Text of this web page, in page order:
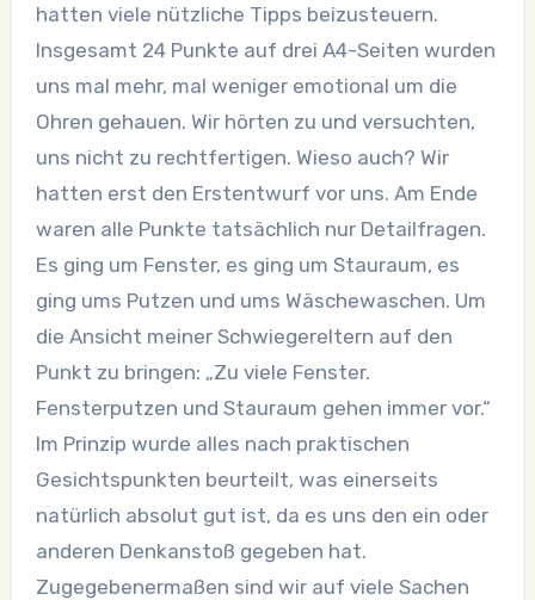
hatten viele nützliche Tipps beizusteuern.
Insgesamt 24 Punkte auf drei A4-Seiten wurden
uns mal mehr, mal weniger emotional um die
Ohren gehauen. Wir hörten zu und versuchten,
uns nicht zu rechtfertigen. Wieso auch? Wir
hatten erst den Erstentwurf vor uns. Am Ende
waren alle Punkte tatsächlich nur Detailfragen.
Es ging um Fenster, es ging um Stauraum, es
ging ums Putzen und ums Wäschewaschen. Um
die Ansicht meiner Schwiegereltern auf den
Punkt zu bringen: „Zu viele Fenster.
Fensterputzen und Stauraum gehen immer vor.“
Im Prinzip wurde alles nach praktischen
Gesichtspunkten beurteilt, was einerseits
natürlich absolut gut ist, da es uns den ein oder
anderen Denkanstoß gegeben hat.
Zugegebenermaßen sind wir auf viele Sachen